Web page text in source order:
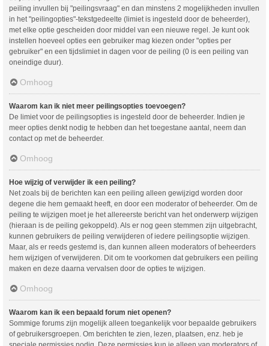
peiling invullen bij "peilingsvraag" en dan minstens 2 mogelijkheden invullen
in het "peilingopties"-tekstgedeelte (limiet is ingesteld door de beheerder),
met elke optie gescheiden door middel van een nieuwe regel. Je kunt ook
instellen hoeveel opties een gebruiker mag kiezen onder "opties per
gebruiker" en een tijdslimiet in dagen voor de peiling (0 is een peiling van
oneindige duur).
Omhoog
Waarom kan ik niet meer peilingsopties toevoegen?
De limiet voor de peilingsopties is ingesteld door de beheerder. Indien je
meer opties denkt nodig te hebben dan het toegestane aantal, neem dan
contact op met de beheerder.
Omhoog
Hoe wijzig of verwijder ik een peiling?
Net zoals bij de berichten kan een peiling alleen gewijzigd worden door
degene die hem gemaakt heeft, en door een moderator of beheerder. Om de
peiling te wijzigen moet je het allereerste bericht van het onderwerp wijzigen
(hieraan is de peiling gekoppeld). Als er nog geen stemmen zijn uitgebracht,
kunnen gebruikers de peiling verwijderen of iedere peilingsoptie wijzigen.
Maar, als er reeds gestemd is, dan kunnen alleen moderators of beheerders
hem wijzigen of verwijderen. Dit om te voorkomen dat gebruikers een peiling
maken en deze daarna vervalsen door de opties te wijzigen.
Omhoog
Waarom kan ik een bepaald forum niet openen?
Sommige forums zijn mogelijk alleen toegankelijk voor bepaalde gebruikers
of gebruikersgroepen. Om berichten te zien, lezen, plaatsen, enz. heb je